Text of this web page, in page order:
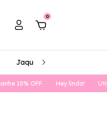
0
Jaquetas/casacos
OFF Hey linda! Utilize o